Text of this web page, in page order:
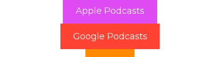
Apple Podcasts
Google Podcasts